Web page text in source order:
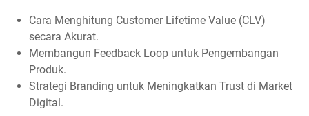
Cara Menghitung Customer Lifetime Value (CLV)
secara Akurat.
Membangun Feedback Loop untuk Pengembangan
Produk.
Strategi Branding untuk Meningkatkan Trust di Market
Digital.